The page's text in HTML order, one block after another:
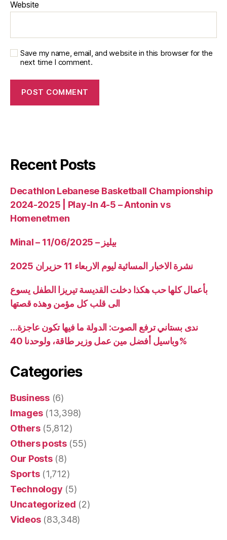
Website
Save my name, email, and website in this browser for the
next time I comment.
Recent Posts
Decathlon Lebanese Basketball Championship
2024-2025 | Play-In 4-5 – Antonin vs
Homenetmen
Minal – 11/06/2025 – بيليز
نشرة الاخبار المسائية ليوم الاربعاء 11 حزيران 2025
بأعمال كلها حب هكذا دخلت القديسة تيريزا الطفل يسوع
الى قلب كل مؤمن وهذه قصتها
ندى بستاني ترفع الصوت: الدولة ما فيها تكون عاجزة…
وباسيل أفضل مين عمل وزير طاقة، ولوحدنا 40%
Categories
Business(6)
Images(13,398)
Others(5,812)
Others posts(55)
Our Posts(8)
Sports(1,712)
Technology (5)
Uncategorized (2)
Videos(83,348)